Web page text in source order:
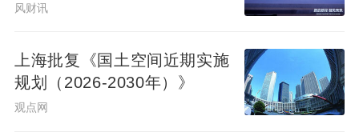
风财讯
上海批复《国土空间近期实施
规划（2026-2030年）》
观点网